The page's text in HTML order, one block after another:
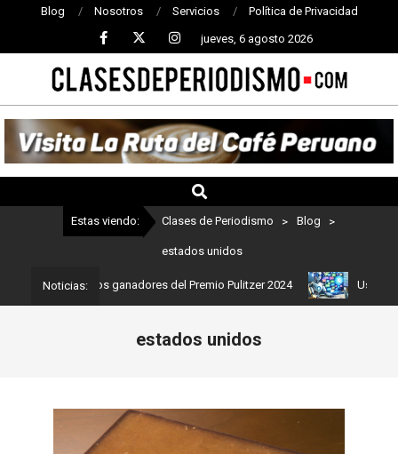
Blog Nosotros Servicios Política de Privacidad
jueves, 6 agosto 2026
CLASES
DE
PERIODISMO
Estas viendo: Clases de Periodismo > Blog >
estados unidos
Noticias:
Estos son los ganadores del Premio Pulitzer 2024 Usuarios de
estados unidos